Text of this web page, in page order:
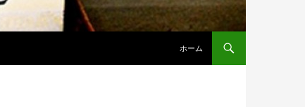
ホーム